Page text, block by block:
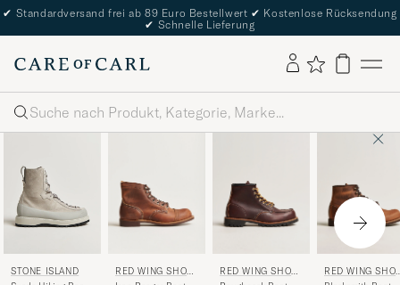
✔ Standardversand frei ab 89 Euro Bestellwert ✔ Kostenlose Rücksendung
✔ Schnelle Lieferung
Suche
STONE ISLAND
RED WING SHOE
RED WING SHOE
RED WING